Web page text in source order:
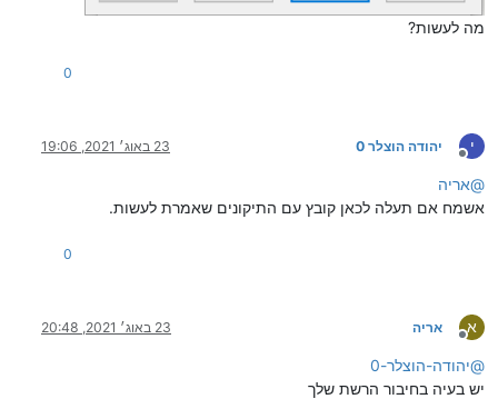
מה לעשות?
0
י
מנותק
יהודה הוצלר 0 23 באוג׳ 2021, 19:06
@אריה
אשמח אם תעלה לכאן קובץ עם התיקונים שאמרת לעשות.
0
א
מנותק
אריה 23 באוג׳ 2021, 20:48
@יהודה-הוצלר-0
יש בעיה בחיבור הרשת שלך